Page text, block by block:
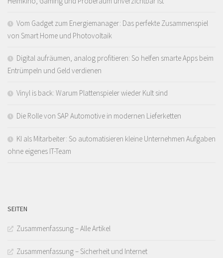
Vom Gadget zum Energiemanager: Das perfekte Zusammenspiel
von Smart Home und Photovoltaik
Digital aufräumen, analog profitieren: So helfen smarte Apps beim
Entrümpeln und Geld verdienen
Vinyl is back: Warum Plattenspieler wieder Kult sind
Die Rolle von SAP Automotive in modernen Lieferketten
KI als Mitarbeiter: So automatisieren kleine Unternehmen Aufgaben
ohne eigenes IT-Team
SEITEN
Zusammenfassung – Alle Artikel
Zusammenfassung – Sicherheit und Internet